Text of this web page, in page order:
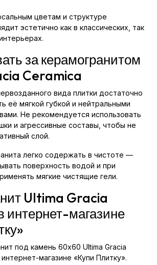
цветам и структуре
эстетично как в классических, так
за керамогранитом
Ceramica
вида плитки достаточно
её мягкой губкой и нейтральными
Не рекомендуется использовать
и агрессивные составы, чтобы не
слой.
легко содержать в чистоте —
поверхность водой и при
мягкие чистящие гели.
Ultima Gracia
интернет-магазине
под камень 60x60 Ultima Gracia
магазине «Купи Плитку».